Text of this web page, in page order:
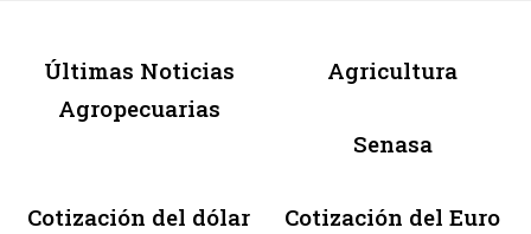
Últimas Noticias
Agropecuarias
Agricultura
Senasa
Cotización del dólar Cotización del Euro